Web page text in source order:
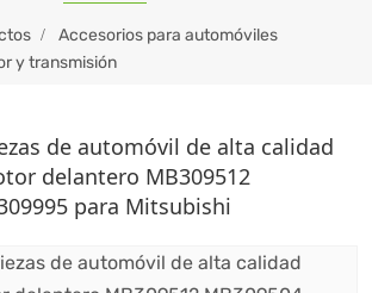
Accesorios para automóviles
y transmisión
de automóvil de alta calidad
delantero MB309512
para Mitsubishi